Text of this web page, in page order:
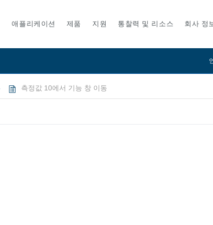
애플리케이션 제품 지원 통찰력 및 리소스 회사 정
측정값 10에서 기능 창 이동